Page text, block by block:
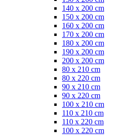
140 x 200 cm
150 x 200 cm
160 x 200 cm
170 x 200 cm
180 x 200 cm
190 x 200 cm
200 x 200 cm
80 x 210 cm
80 x 220 cm
90 x 210 cm
90 x 220 cm
100 x 210 cm
110 x 210 cm
110 x 220 cm
100 x 220 cm